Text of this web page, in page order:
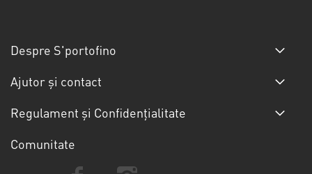
Despre S'portofino
Ajutor și contact
Regulament și Confidențialitate
Comunitate